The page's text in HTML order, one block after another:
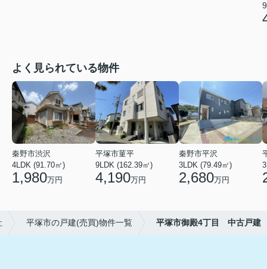
よく見られている物件
秦野市渋沢
4LDK (91.70㎡)
1,980万円
平塚市菫平
9LDK (162.39㎡)
4,190万円
秦野市平沢
3LDK (79.49㎡)
2,680万円
平塚市の戸建(売買)物件一覧 平塚市御殿4丁目 中古戸建